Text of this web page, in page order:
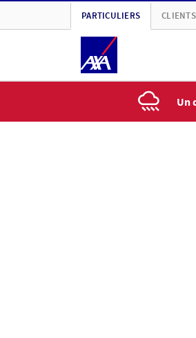
PARTICULIERS
Un